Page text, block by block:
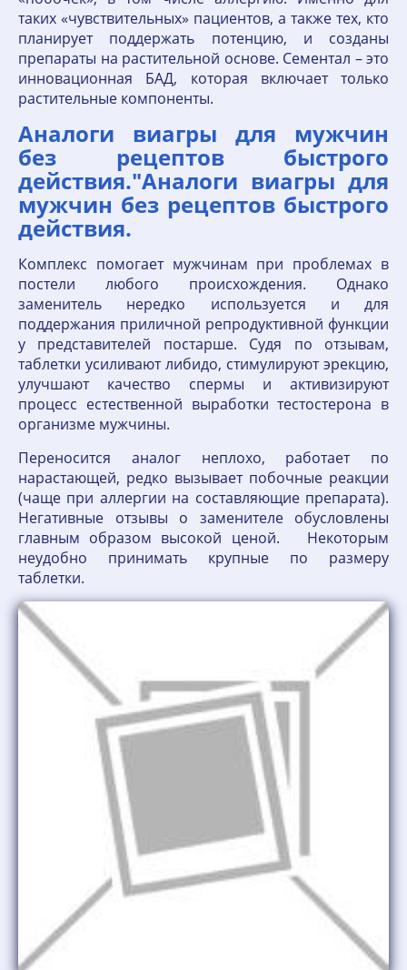
таких «чувствительных» пациентов, а также тех, кто
планирует поддержать потенцию, и созданы
препараты на растительной основе. Сементал – это
инновационная БАД, которая включает только
растительные компоненты.
Аналоги виагры для мужчин
без рецептов быстрого
действия."Аналоги виагры для
мужчин без рецептов быстрого
действия.
Комплекс помогает мужчинам при проблемах в
постели любого происхождения. Однако
заменитель нередко используется и для
поддержания приличной репродуктивной функции
у представителей постарше. Судя по отзывам,
таблетки усиливают либидо, стимулируют эрекцию,
улучшают качество спермы и активизируют
процесс естественной выработки тестостерона в
организме мужчины.
Переносится аналог неплохо, работает по
нарастающей, редко вызывает побочные реакции
(чаще при аллергии на составляющие препарата).
Негативные отзывы о заменителе обусловлены
главным образом высокой ценой. Некоторым
неудобно принимать крупные по размеру
таблетки.